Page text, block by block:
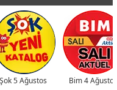
Şok 5 Ağustos Bim 4 Ağustos